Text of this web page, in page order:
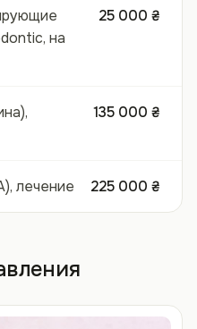
на
25 000 ₴
135 000 ₴
лечение 225 000 ₴